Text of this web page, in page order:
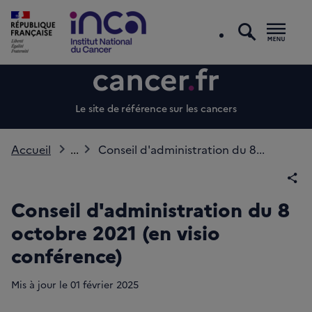
Le site de référence sur les cancers
Accueil ... Conseil d'administration du 8...
Conseil d'administration du 8
octobre 2021 (en visio
conférence)
Mis à jour le 01 février 2025